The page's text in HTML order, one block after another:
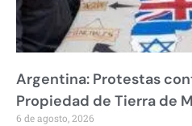
Argentina: Protestas
Propiedad de Tierra de
6 de agosto, 2026